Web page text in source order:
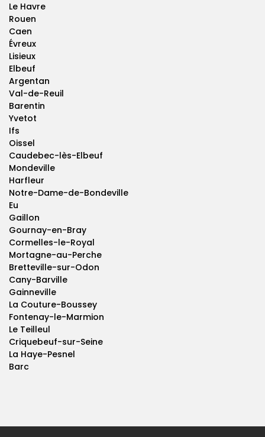
Le Havre
Rouen
Caen
Évreux
Lisieux
Elbeuf
Argentan
Val-de-Reuil
Barentin
Yvetot
Ifs
Oissel
Caudebec-lès-Elbeuf
Mondeville
Harfleur
Notre-Dame-de-Bondeville
Eu
Gaillon
Gournay-en-Bray
Cormelles-le-Royal
Mortagne-au-Perche
Bretteville-sur-Odon
Cany-Barville
Gainneville
La Couture-Boussey
Fontenay-le-Marmion
Le Teilleul
Criquebeuf-sur-Seine
La Haye-Pesnel
Barc